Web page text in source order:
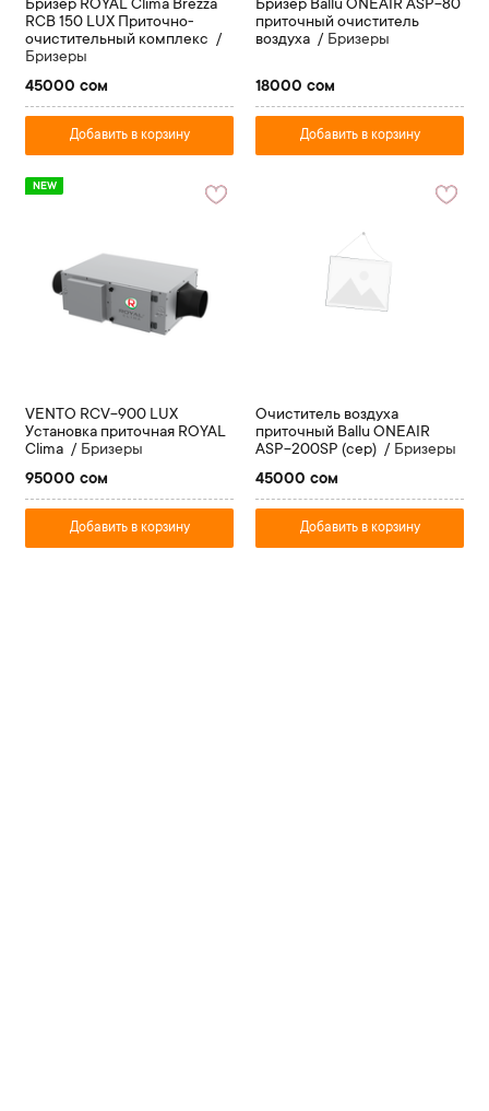
Бризер ROYAL Clima Brezza
RCB 150 LUX Приточно-
очистительный комплекс
Бризеры
45000 сом
Добавить в корзину
Бризер Ballu ONEAIR ASP-80
приточный очиститель
воздуха
Бризеры
18000 сом
Добавить в корзину
NEW
VENTO RCV-900 LUX
Установка приточная ROYAL
Clima
Бризеры
95000 сом
Добавить в корзину
Очиститель воздуха
приточный Ballu ONEAIR
ASP-200SР (сер)
Бризеры
45000 сом
Добавить в корзину